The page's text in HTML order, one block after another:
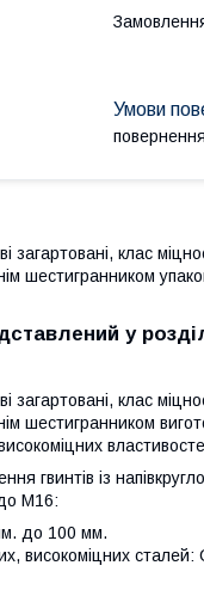
загартовані, клас
шестигранником
у
загартовані, клас
шестигранником
гвинтів із
М16:
до 100 мм.
високоміцних